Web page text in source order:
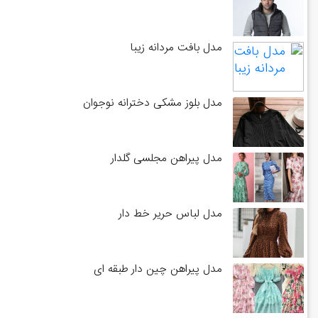
مدل بافت مردانه زیبا
مدل بلوز مشکی دخترانه نوجوان
مدل پیراهن مجلسی گلدار
مدل لباس حریر خط دار
مدل پیراهن چین دار طبقه ای